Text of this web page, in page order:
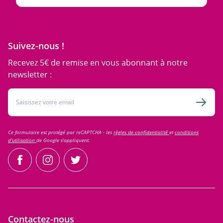
Suivez-nous !
Recevez 5€ de remise en vous abonnant à notre
newsletter :
Adresse email
Ce formulaire est protégé par reCAPTCHA - les règles de confidentialité etconditions
d'utilisation de Google s'appliquent.
facebookinstagramtwitter
Contactez-nous